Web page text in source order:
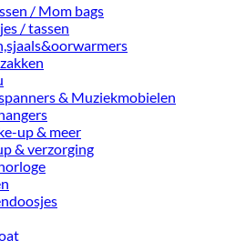
/ Mom bags
/ tassen
& Muziekmobielen
up & meer
& verzorging